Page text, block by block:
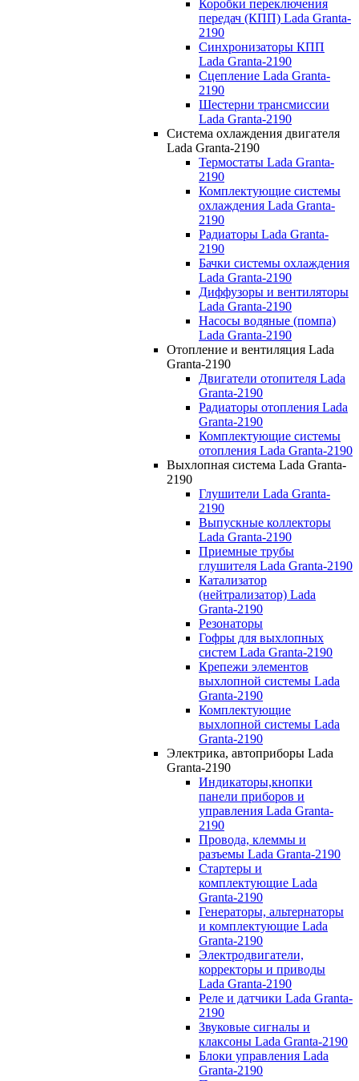
Коробки переключения
передач (КПП) Lada Granta-
2190
Синхронизаторы КПП
Lada Granta-2190
Сцепление Lada Granta-
2190
Шестерни трансмиссии
Lada Granta-2190
Система охлаждения двигателя
Lada Granta-2190
Термостаты Lada Granta-
2190
Комплектующие системы
охлаждения Lada Granta-
2190
Радиаторы Lada Granta-
2190
Бачки системы охлаждения
Lada Granta-2190
Диффузоры и вентиляторы
Lada Granta-2190
Насосы водяные (помпа)
Lada Granta-2190
Отопление и вентиляция Lada
Granta-2190
Двигатели отопителя Lada
Granta-2190
Радиаторы отопления Lada
Granta-2190
Комплектующие системы
отопления Lada Granta-2190
Выхлопная система Lada Granta-
2190
Глушители Lada Granta-
2190
Выпускные коллекторы
Lada Granta-2190
Приемные трубы
глушителя Lada Granta-2190
Катализатор
(нейтрализатор) Lada
Granta-2190
Резонаторы
Гофры для выхлопных
систем Lada Granta-2190
Крепежи элементов
выхлопной системы Lada
Granta-2190
Комплектующие
выхлопной системы Lada
Granta-2190
Электрика, автоприборы Lada
Granta-2190
Индикаторы,кнопки
панели приборов и
управления Lada Granta-
2190
Провода, клеммы и
разъемы Lada Granta-2190
Стартеры и
комплектующие Lada
Granta-2190
Генераторы, альтернаторы
и комплектующие Lada
Granta-2190
Электродвигатели,
корректоры и приводы
Lada Granta-2190
Реле и датчики Lada Granta-
2190
Звуковые сигналы и
клаксоны Lada Granta-2190
Блоки управления Lada
Granta-2190